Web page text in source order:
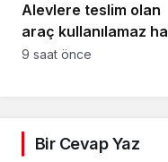
Alevlere teslim olan
araç kullanılamaz
geldi
9 saat önce
Bir Cevap Yaz